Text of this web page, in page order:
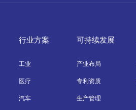
行业方案
工业
医疗
汽车
可持续发展
产业布局
专利资质
生产管理